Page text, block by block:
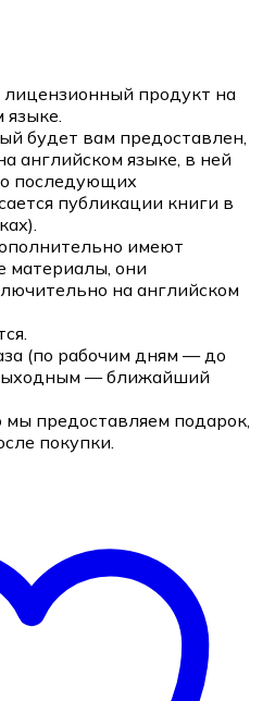
лицензионный продукт на
языке.
будет вам предоставлен,
английском языке, в ней
последующих
публикации книги в
имеют
материалы, они
на английском
(по рабочим дням — до
— ближайший
предоставляем подарок,
покупки.